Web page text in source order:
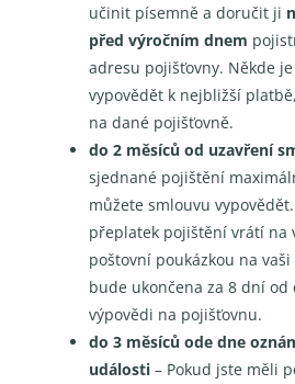
učinit písemně a doručit ji
před výročním dnem
adresu pojišťovny. Někde
vypovědět k nejbližší
na dané pojišťovně.
do 2 měsíců od uzavření
sjednané pojištění
můžete smlouvu
přeplatek pojištění vrátí na
poštovní poukázkou na
bude ukončena za 8 dní od
výpovědi na pojišťovnu.
do 3 měsíců ode dne
události – Pokud jste měli